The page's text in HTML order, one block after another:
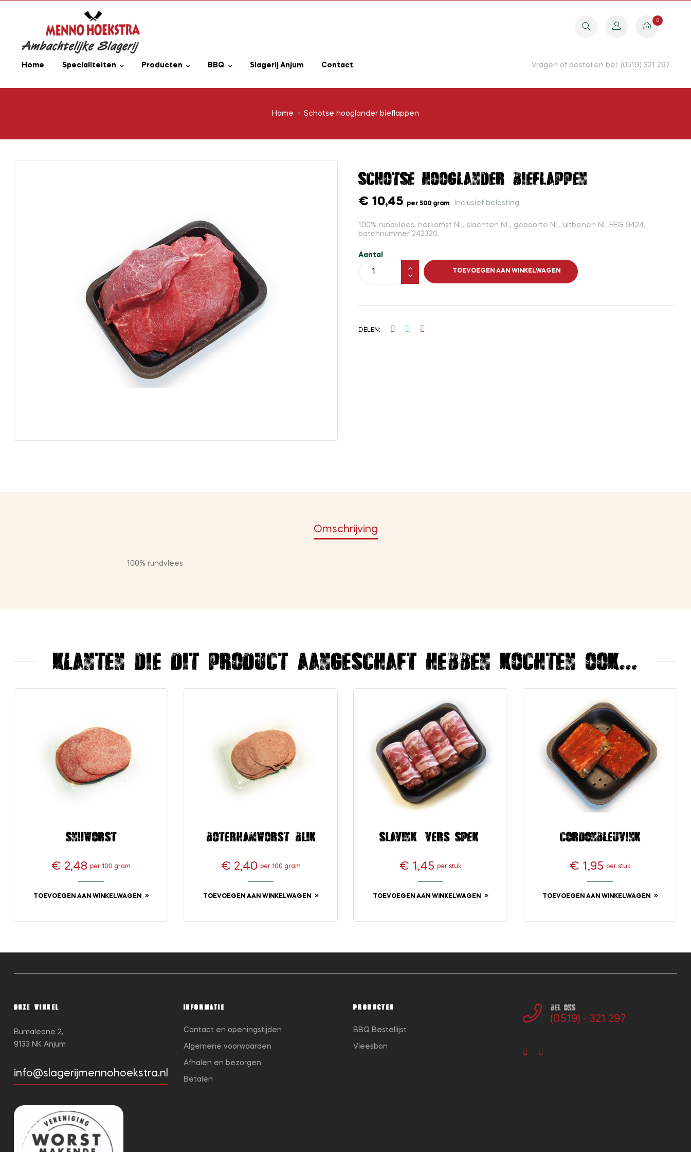
0
Home Specialiteiten Producten BBQ Slagerij Anjum Contact Vragen of bestellen bel: (0519) 321 297
Home Schotse hooglander bieflappen
Schotse hooglander bieflappen
€ 10,45 per 500 gram Inclusief belasting
100% rundvlees, herkomst NL, slachten NL, geboorte NL, uitbenen NL EEG 9424,
batchnummer 242320.
Aantal
TOEVOEGEN AAN WINKELWAGEN
DELEN
Omschrijving
100% rundvlees
Klanten die dit product aangeschaft hebben kochten ook...
Snijworst
Prijs
€ 2,48 per 100 gram
TOEVOEGEN AAN WINKELWAGEN
Boterhamworst blik
Prijs
€ 2,40 per 100 gram
TOEVOEGEN AAN WINKELWAGEN
Slavink (vers spek)
Prijs
€ 1,45 per stuk
TOEVOEGEN AAN WINKELWAGEN
Cordonbleuvink
Prijs
€ 1,95 per stuk
TOEVOEGEN AAN WINKELWAGEN
ONZE WINKEL
Bumaleane 2,
9133 NK Anjum
info@slagerijmennohoekstra.nl
INFORMATIE
Contact en openingstijden
Algemene voorwaarden
Afhalen en bezorgen
Betalen
PRODUCTEN
BBQ Bestellijst
Vleesbon
Bel ons
(0519) - 321 297